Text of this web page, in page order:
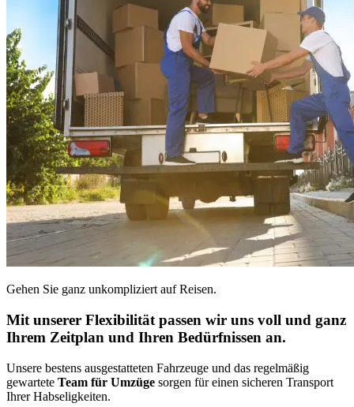
Gehen Sie ganz unkompliziert auf Reisen.
Mit unserer Flexibilität passen wir uns voll und ganz
Ihrem Zeitplan und Ihren Bedürfnissen an.
Unsere bestens ausgestatteten Fahrzeuge und das regelmäßig
gewartete Team für Umzüge sorgen für einen sicheren Transport
Ihrer Habseligkeiten.